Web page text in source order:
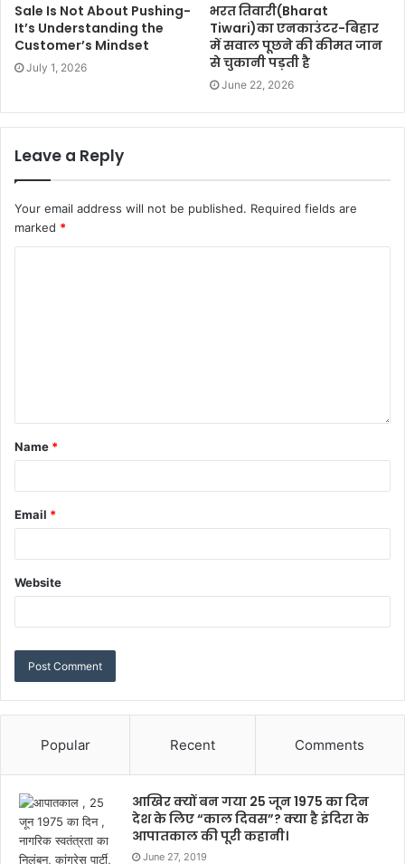
Sale Is Not About Pushing-
It’s Understanding the
Customer’s Mindset
July 1, 2026
भरत तिवारी(Bharat
Tiwari)का एनकाउंटर-बिहार
में सवाल पूछने की कीमत जान
से चुकानी पड़ती है
June 22, 2026
Leave a Reply
Your email address will not be published. Required fields are
marked *
Name *
Email *
Website
Popular Recent Comments
आखिर क्यों बन गया 25 जून 1975 का दिन
देश के लिए “काल दिवस”? क्या है इंदिरा के
आपातकाल की पूरी कहानी।
June 27, 2019